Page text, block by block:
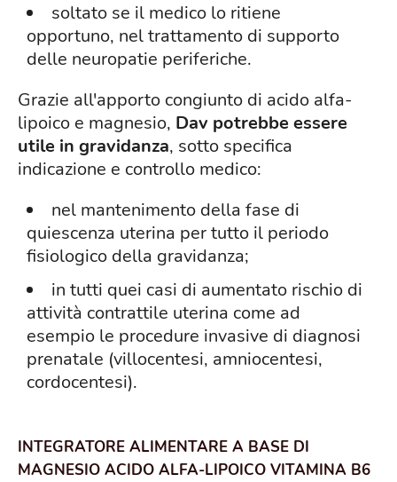
soltato se il medico lo ritiene
opportuno, nel trattamento di supporto
delle neuropatie periferiche.
Grazie all'apporto congiunto di acido alfa-
lipoico e magnesio, Dav potrebbe essere
utile in gravidanza, sotto specifica
indicazione e controllo medico:
nel mantenimento della fase di
quiescenza uterina per tutto il periodo
fisiologico della gravidanza;
in tutti quei casi di aumentato rischio di
attività contrattile uterina come ad
esempio le procedure invasive di diagnosi
prenatale (villocentesi, amniocentesi,
cordocentesi).
INTEGRATORE ALIMENTARE A BASE DI
MAGNESIO ACIDO ALFA-LIPOICO VITAMINA B6